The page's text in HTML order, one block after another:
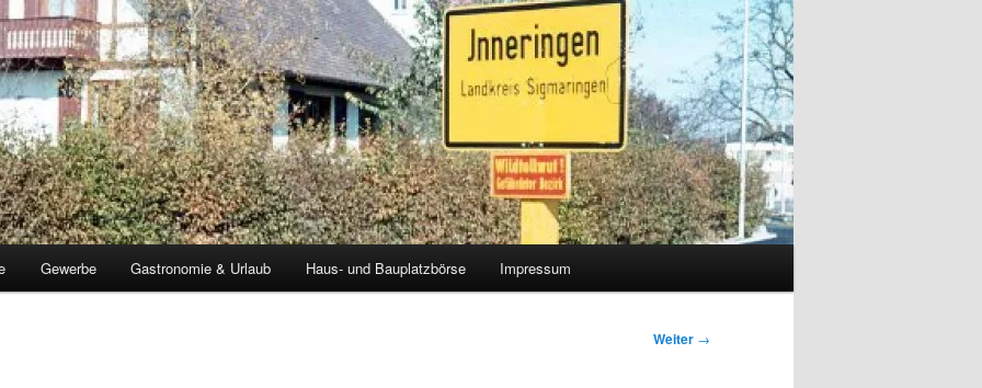
Gewerbe Gastronomie & Urlaub Haus- und Bauplatzbörse Impressum
Weiter →